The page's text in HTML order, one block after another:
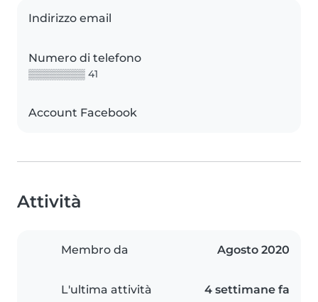
Indirizzo email
Numero di telefono
▒▒▒▒▒▒▒▒ 41
Account Facebook
Attività
Membro da Agosto 2020
L'ultima attività 4 settimane fa